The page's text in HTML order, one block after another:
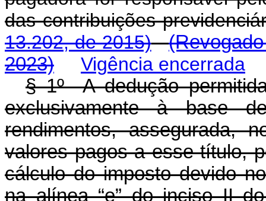
das contribuições
13.202, de 2015)
2023)
Vigência encerrada
§ 1º A dedução
exclusivamente à base
rendimentos, assegurada,
valores pagos a esse título,
cálculo do imposto devido
na alínea “e” do inciso II